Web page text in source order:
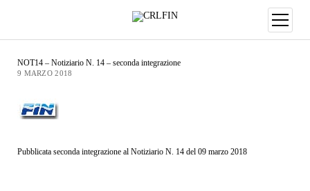
NOT14 – Notiziario N. 14 – seconda integrazione
9 MARZO 2018
Pubblicata seconda integrazione al Notiziario N. 14 del 09 marzo 2018